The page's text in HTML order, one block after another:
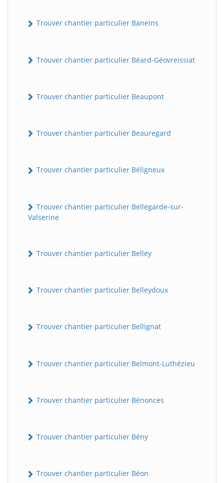
Trouver chantier particulier Baneins
Trouver chantier particulier Béard-Géovreissiat
Trouver chantier particulier Beaupont
Trouver chantier particulier Beauregard
Trouver chantier particulier Béligneux
Trouver chantier particulier Bellegarde-sur-
Valserine
Trouver chantier particulier Belley
Trouver chantier particulier Belleydoux
Trouver chantier particulier Bellignat
Trouver chantier particulier Belmont-Luthézieu
Trouver chantier particulier Bénonces
Trouver chantier particulier Bény
Trouver chantier particulier Béon